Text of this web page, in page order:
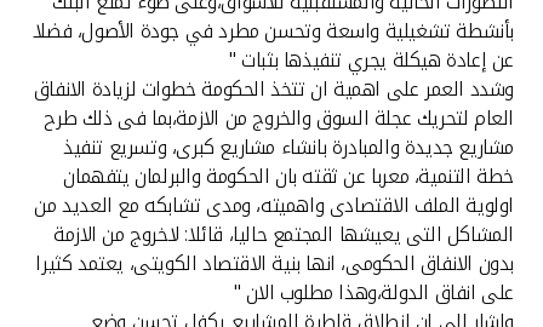
مصر
المملكة المتحدة
مملكة البحرين
بأنشطة تشغيلية واسعة وتحسن مطرد في جودة الأصول، فضلا
عن إعادة هيكلة يجري تنفيذها بثبات "
وشدد العمر على اهمية ان تتخذ الحكومة خطوات لزيادة الانفاق
العام لتحريك عجلة السوق والخروج من الازمة،بما فى ذلك طرح
مشاريع جديدة والمبادرة بانشاء مشاريع كبرى، وتسريع تنفيذ
خطة التنمية، معربا عن ثقته بان الحكومة والبرلمان يتفهمان
اولوية الملف الاقتصادى واهميته، ومدى تشابكه مع العديد من
المشاكل التى يعيشها المجتمع حاليا، قائلا: لاخروج من الازمة
بدون الانفاق الحكومى، انها بنية الاقتصاد الكويتى، يعتمد كثيرا
على انفاق الدولة،وهذا مطلوب الان "